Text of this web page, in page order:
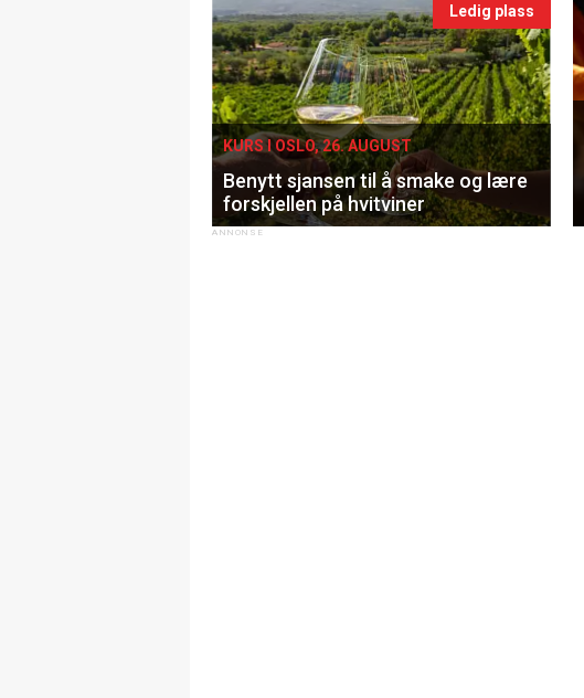
Ledig plass
KURS I OSLO, 26. AUGUST
Benytt sjansen til å smake og lære
forskjellen på hvitviner